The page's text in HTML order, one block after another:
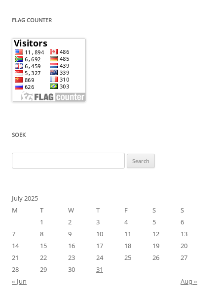
FLAG COUNTER
SOEK
for:
July 2025
M
T W T F S
S
1
2 3 4 5
6
7
8 9 10 11 12
13
14
15 16 17 18 19
20
21
22 23 24 25 26
27
28
29 30
31
« Jun
Aug »